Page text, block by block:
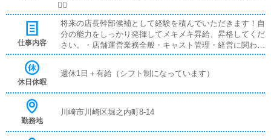
🙇‍♂️
仕事内容
将来の店長幹部候補として経験を積んでいただきます！自
分の能力をしっかり発揮してメキメキ昇給、昇格してくだ
さい。・店舗運営業務全般・キャスト管理・経営に関わる
業務・企画の立案・対面接客・受付業務・PC更新作業
理
休日休暇
週休1日＋有給（シフト制になっています）
勤務地
川崎市川崎区堀之内町8-14